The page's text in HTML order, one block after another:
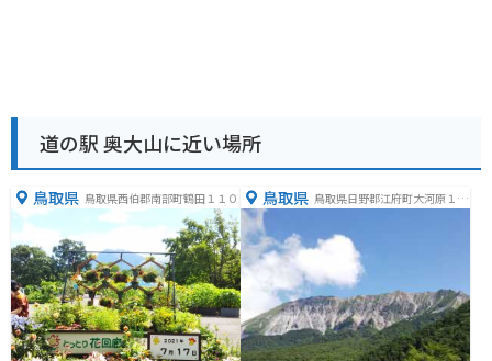
道の駅 奥大山に近い場所
鳥取県 鳥取県西伯郡南部町鶴田１１０ 鳥取県 鳥取県日野郡江府町大河原１５